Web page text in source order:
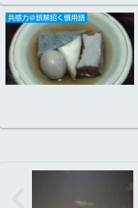
共感力＠誤解招く慣用語